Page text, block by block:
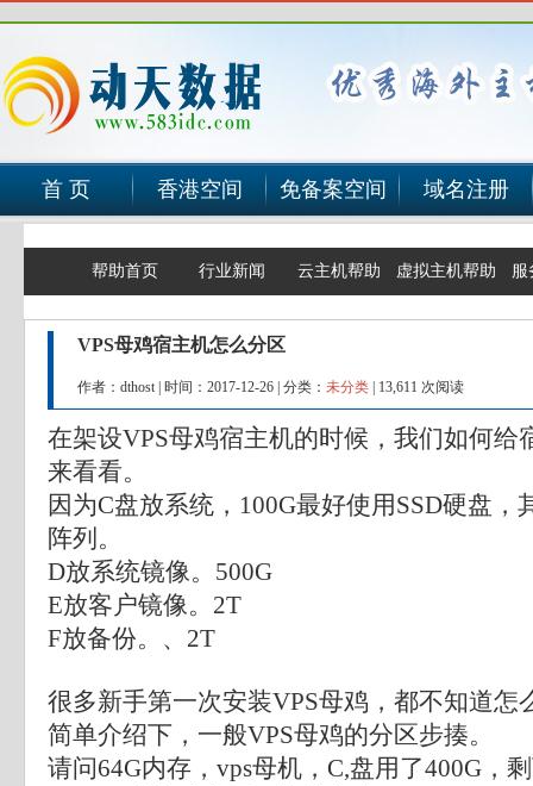
首 页 香港空间 免备案空间 域名注册
帮助首页 行业新闻 云主机帮助 虚拟主机帮助 服
VPS母鸡宿主机怎么分区
作者：dthost 时间：2017-12-26 分类： 未分类 13,611 次阅读
在架设VPS母鸡宿主机的时候，我们如何给
来看看。
因为C盘放系统，100G最好使用SSD硬盘，
阵列。
D放系统镜像。500G
E放客户镜像。2T
F放备份。、2T
很多新手第一次安装VPS母鸡，都不知道怎
简单介绍下，一般VPS母鸡的分区步揍。
请问64G内存，vps母机，C,盘用了400G，